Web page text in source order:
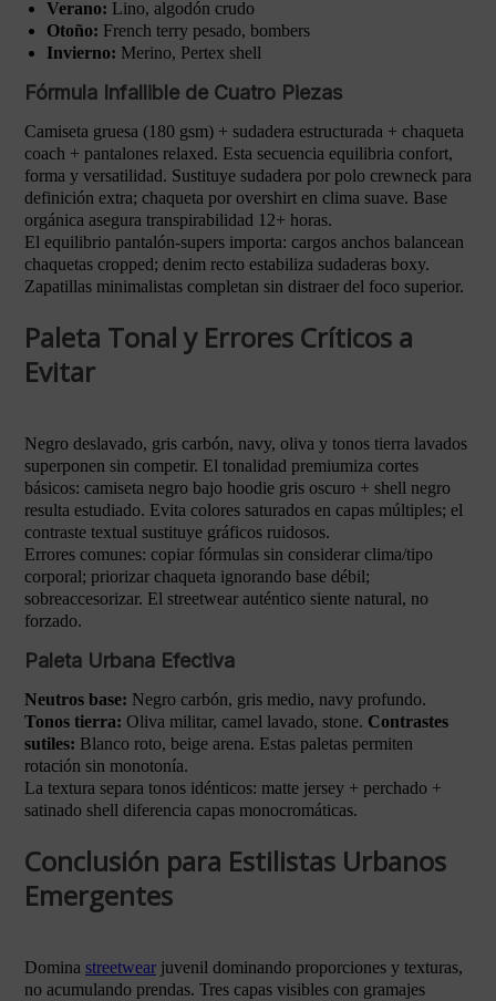
Verano: Lino, algodón crudo
Otoño: French terry pesado, bombers
Invierno: Merino, Pertex shell
Fórmula Infallible de Cuatro Piezas
Camiseta gruesa (180 gsm) + sudadera estructurada + chaqueta
coach + pantalones relaxed. Esta secuencia equilibria confort,
forma y versatilidad. Sustituye sudadera por polo crewneck para
definición extra; chaqueta por overshirt en clima suave. Base
orgánica asegura transpirabilidad 12+ horas.
El equilibrio pantalón-supers importa: cargos anchos balancean
chaquetas cropped; denim recto estabiliza sudaderas boxy.
Zapatillas minimalistas completan sin distraer del foco superior.
Paleta Tonal y Errores Críticos a
Evitar
Negro deslavado, gris carbón, navy, oliva y tonos tierra lavados
superponen sin competir. El tonalidad premiumiza cortes
básicos: camiseta negro bajo hoodie gris oscuro + shell negro
resulta estudiado. Evita colores saturados en capas múltiples; el
contraste textual sustituye gráficos ruidosos.
Errores comunes: copiar fórmulas sin considerar clima/tipo
corporal; priorizar chaqueta ignorando base débil;
sobreaccesorizar. El streetwear auténtico siente natural, no
forzado.
Paleta Urbana Efectiva
Neutros base: Negro carbón, gris medio, navy profundo.
Tonos tierra: Oliva militar, camel lavado, stone. Contrastes
sutiles: Blanco roto, beige arena. Estas paletas permiten
rotación sin monotonía.
La textura separa tonos idénticos: matte jersey + perchado +
satinado shell diferencia capas monocromáticas.
Conclusión para Estilistas Urbanos
Emergentes
Domina streetwear juvenil dominando proporciones y texturas,
no acumulando prendas. Tres capas visibles con gramajes